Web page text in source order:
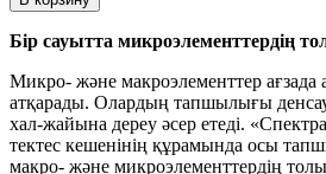
Бір сауытта микроэлементтердің
Микро- және макроэлементтер ағзада
атқарады. Олардың тапшылығы
хал-жайына дереу әсер етеді.
тектес кешенінің құрамында осы
макро- және микроэлементтердің